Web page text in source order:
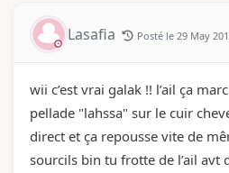
Lasafia Posté le 29 May
wii c’est vrai galak !! l’ail ça
pellade "lahssa" sur le cuir
direct et ça repousse vite de
sourcils bin tu frotte de l’ail avt